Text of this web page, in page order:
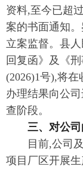
资料,至今已超
案的书面通知
立案监督。县
回复函》及《
(2026)1号),将
办理结果向公
查阶段。
三、对公
目前,公司
项目厂区开展